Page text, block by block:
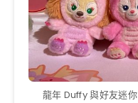
龍年 Duffy 與好友迷你